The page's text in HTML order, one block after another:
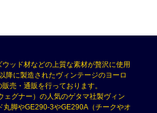
ッド材などの上質な素材が贅沢に使用
降に製造されたヴィンテージのヨーロ
売・通販を行っております。
ェグナー）の人気のゲタマ社製ヴィン
丸脚やGE290-3やGE290A（チークやオ